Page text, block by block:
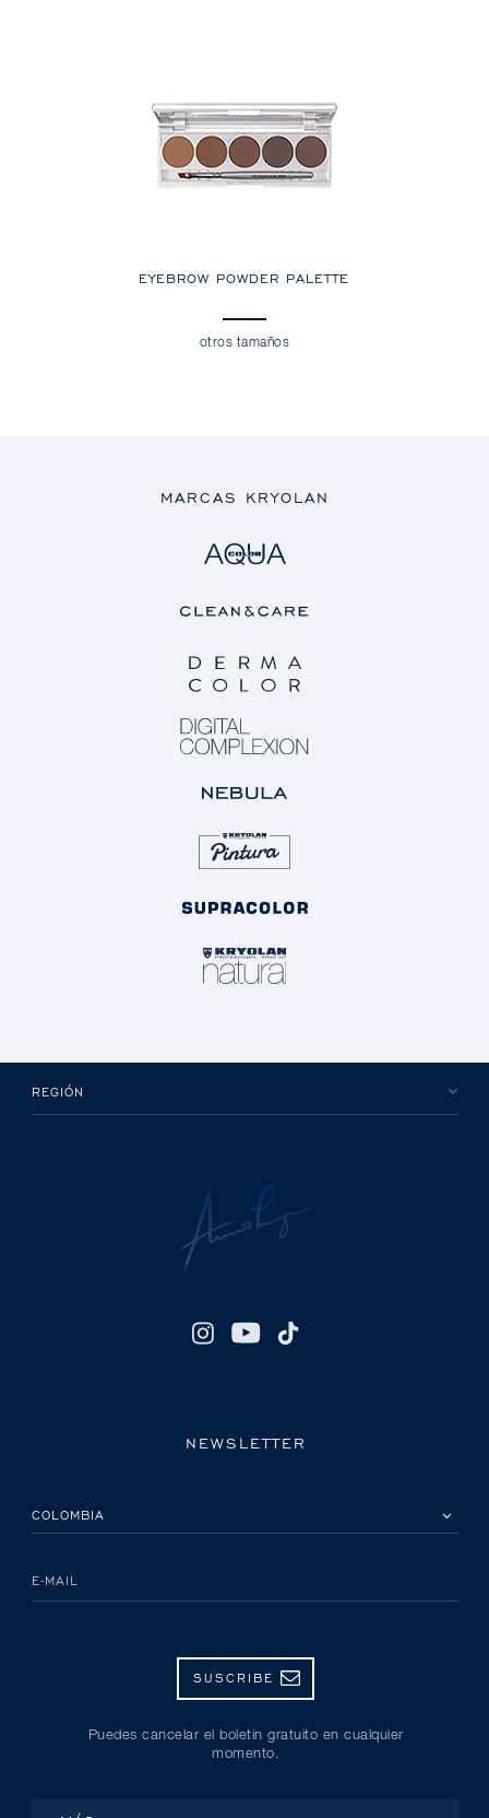
EYEBROW POWDER PALETTE
otros tamaños
MARCAS KRYOLAN
REGIÓN
NEWSLETTER
E-MAIL
SUSCRIBE
Puedes cancelar el boletín gratuito en cualquier
momento.